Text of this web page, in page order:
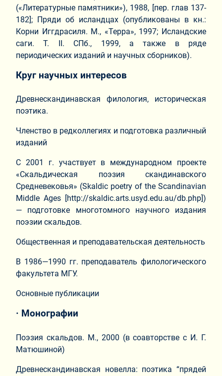
(«Литературные памятники»), 1988, [пер. глав 137-
182]; Пряди об исландцах (опубликованы в кн.:
Корни Иггдрасиля. М., «Терра», 1997; Исландские
саги. Т. II. СПб., 1999, а также в ряде
периодических изданий и научных сборников).
Круг научных интересов
Древнескандинавская филология, историческая
поэтика.
Членство в редколлегиях и подготовка различный
изданий
С 2001 г. участвует в международном проекте
«Скальдическая поэзия скандинавского
Средневековья» (Skaldic poetry of the Scandinavian
Middle Ages [http://skaldic.arts.usyd.edu.au/db.php])
— подготовке многотомного научного издания
поэзии скальдов.
Общественная и преподавательская деятельность
В 1986—1990 гг. преподаватель филологического
факультета МГУ.
Основные публикации
· Монографии
Поэзия скальдов. М., 2000 (в соавторстве с И. Г.
Матюшиной)
Древнескандинавская новелла: поэтика “прядей